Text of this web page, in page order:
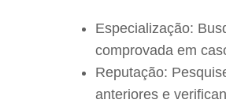
Especialização:
comprovada em
Reputação:
anteriores e